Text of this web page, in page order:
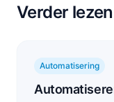
Verder lezen
Automatisering